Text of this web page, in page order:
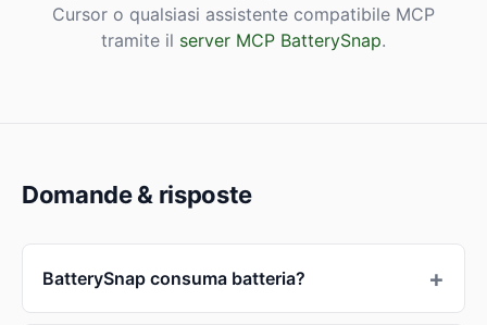
Cursor o qualsiasi assistente compatibile MCP
tramite il server MCP BatterySnap.
Domande & risposte
BatterySnap consuma batteria?